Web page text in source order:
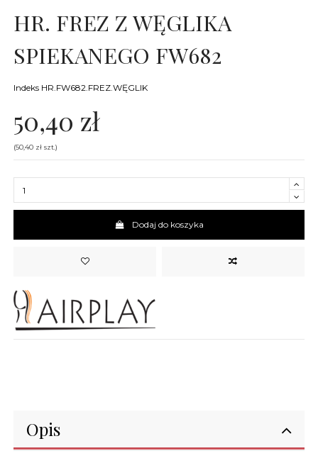
HR. FREZ Z WĘGLIKA
SPIEKANEGO FW682
Indeks HR.FW682.FREZ.WĘGLIK
50,40 zł
(50,40 zł szt.)
Dodaj do koszyka
Opis